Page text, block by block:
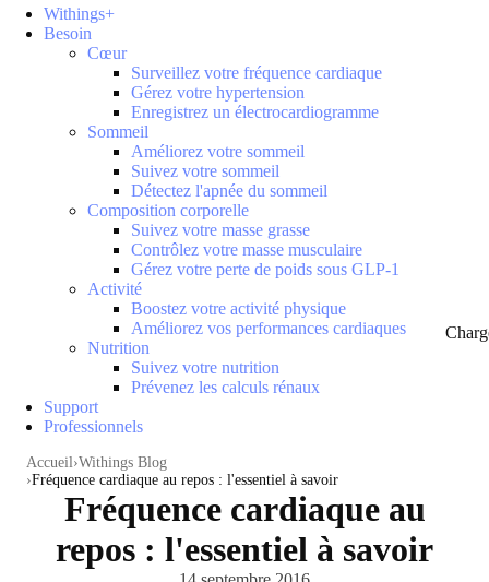
Withings+
Besoin
Cœur
Surveillez votre fréquence cardiaque
Gérez votre hypertension
Enregistrez un électrocardiogramme
Sommeil
Améliorez votre sommeil
Suivez votre sommeil
Détectez l'apnée du sommeil
Composition corporelle
Suivez votre masse grasse
Contrôlez votre masse musculaire
Gérez votre perte de poids sous GLP-1
Activité
Boostez votre activité physique
Améliorez vos performances cardiaques
Nutrition
Suivez votre nutrition
Prévenez les calculs rénaux
Support
Professionnels
Accueil Withings Blog
Fréquence cardiaque au repos : l'essentiel à savoir
Fréquence cardiaque au
repos : l'essentiel à savoir